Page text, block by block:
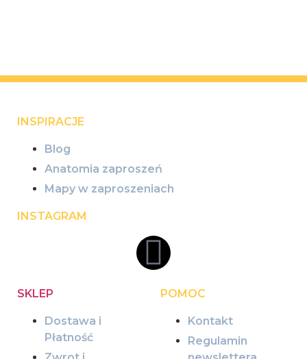
INSPIRACJE
Blog
Anatomia zaproszeń
Mapy w zaproszeniach
INSTAGRAM
SKLEP
Dostawa i
Płatność
POMOC
Kontakt
Regulamin